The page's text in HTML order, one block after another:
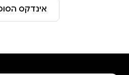
אינדקס